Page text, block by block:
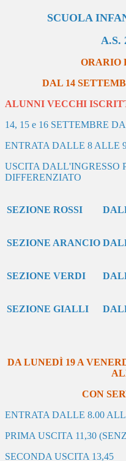
SCUOLA
A.S.
ORARIO
DAL 14
ALUNNI VECCHI
14, 15 e 16 SETTEMBRE
ENTRATA DALLE 8 ALLE
USCITA DALL'INGRESSO
DIFFERENZIATO
SEZIONE ROSSI
SEZIONE ARANCIO
SEZIONE VERDI
SEZIONE GIALLI
DA LUNEDÌ 19 A
CON
ENTRATA DALLE 8.00
PRIMA USCITA 11,30
SECONDA USCITA 13,45